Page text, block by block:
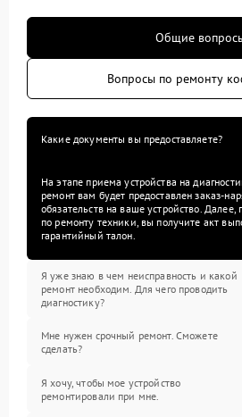
Общие
Вопросы по ремонту
Какие документы вы предоставляете?
На этапе приема устройства на
ремонт вам будет предоставлен заказ-
обязательств на ваше устройство.
по ремонту техники, вы получите акт
гарантийный талон.
Я уже знаю в чем неисправность и какой
ремонт необходим. Для чего проводить
диагностику?
Мне нужен срочный ремонт. Сможете
сделать?
Я хочу, чтобы мое устройство
ремонтировали при мне.